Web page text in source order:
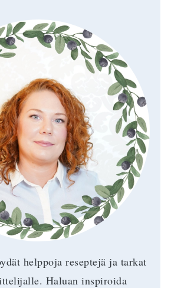
helppoja reseptejä ja tarkat
Haluan inspiroida